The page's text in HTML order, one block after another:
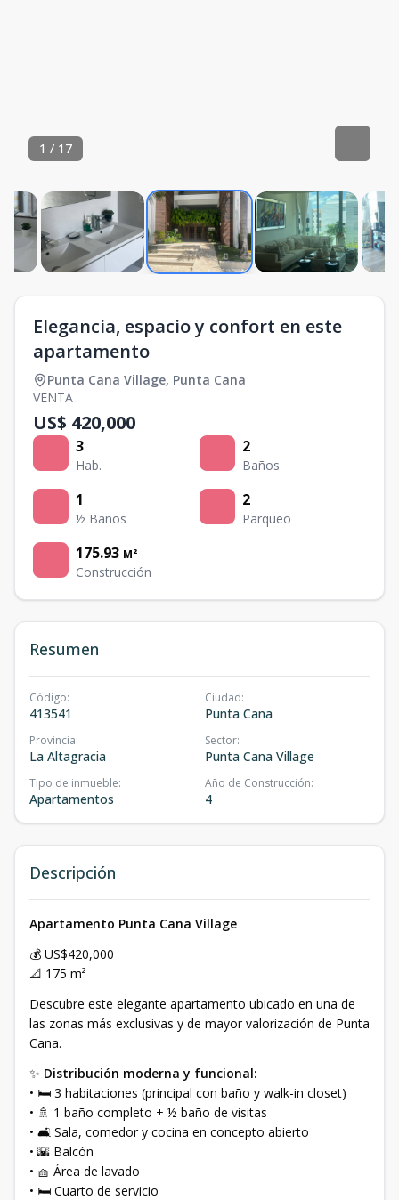
1 / 17
Elegancia, espacio y confort en este
apartamento
Punta Cana Village, Punta Cana
VENTA
US$ 420,000
3
Hab.
2
Baños
1
½ Baños
2
Parqueo
175.93 M²
Construcción
Resumen
Código:
413541
Ciudad:
Punta Cana
Provincia:
La Altagracia
Sector:
Punta Cana Village
Tipo de inmueble:
Apartamentos
Año de Construcción:
4
Descripción
Apartamento Punta Cana Village
💰 US$420,000
📐 175 m²
Descubre este elegante apartamento ubicado en una de
las zonas más exclusivas y de mayor valorización de Punta
Cana.
✨ Distribución moderna y funcional:
• 🛏 3 habitaciones (principal con baño y walk-in closet)
• 🚿 1 baño completo + ½ baño de visitas
• 🛋 Sala, comedor y cocina en concepto abierto
• 🌇 Balcón
• 🧺 Área de lavado
• 🛏 Cuarto de servicio